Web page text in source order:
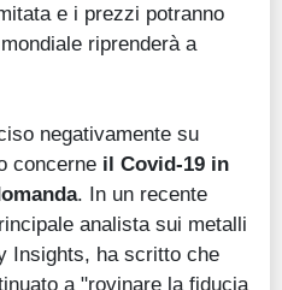
e i prezzi potranno
riprenderà a
negativamente su
concerne il Covid-19 in
. In un recente
analista sui metalli
Insights, ha scritto che
a "rovinare la fiducia